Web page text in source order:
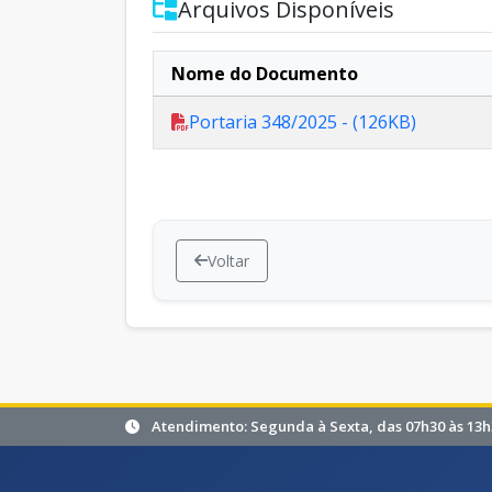
Arquivos Disponíveis
Nome do Documento
Portaria 348/2025 - (126KB)
Voltar
Atendimento: Segunda à Sexta, das 07h30 às